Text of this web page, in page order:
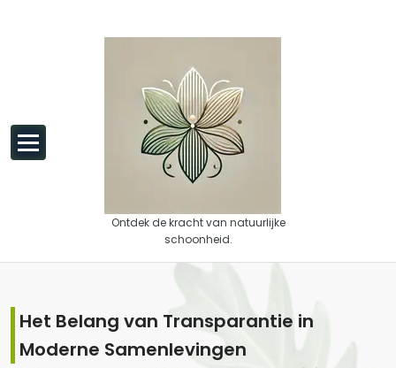
Ontdek de kracht van natuurlijke
schoonheid.
Het Belang van Transparantie in
Moderne Samenlevingen